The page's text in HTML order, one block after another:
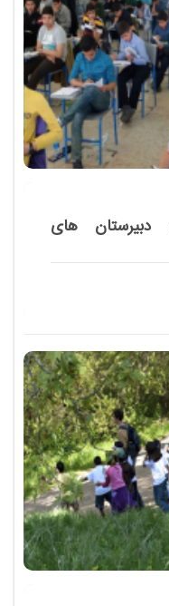
های
و نمونه دولتی
برگزار می شود.